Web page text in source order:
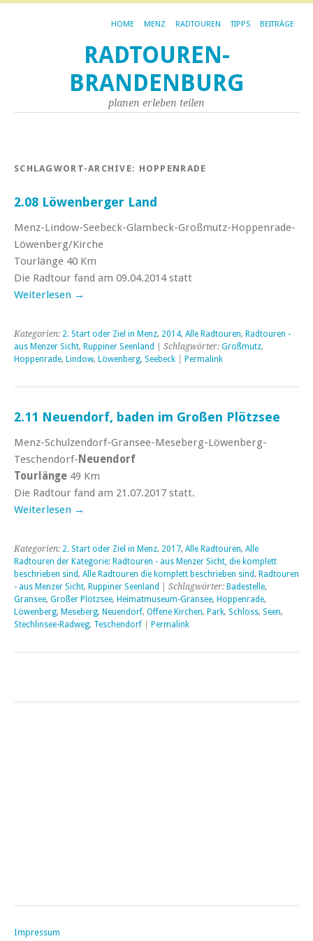
HOME MENZ RADTOUREN TIPPS BEITRÄGE
RADTOUREN-
BRANDENBURG
planen erleben teilen
SCHLAGWORT-ARCHIVE: HOPPENRADE
2.08 Löwenberger Land
Menz-Lindow-Seebeck-Glambeck-Großmutz-Hoppenrade-
Löwenberg/Kirche
Tourlänge 40 Km
Die Radtour fand am 09.04.2014 statt
Weiterlesen →
Kategorien: 2. Start oder Ziel in Menz, 2014, Alle Radtouren, Radtouren -
aus Menzer Sicht, Ruppiner Seenland | Schlagwörter: Großmutz,
Hoppenrade, Lindow, Löwenberg, Seebeck Permalink
2.11 Neuendorf, baden im Großen Plötzsee
Menz-Schulzendorf-Gransee-Meseberg-Löwenberg-
Teschendorf- Neuendorf
Tourlänge 49 Km
Die Radtour fand am 21.07.2017 statt.
Weiterlesen →
Kategorien: 2. Start oder Ziel in Menz, 2017, Alle Radtouren, Alle
Radtouren der Kategorie: Radtouren - aus Menzer Sicht, die komplett
beschrieben sind, Alle Radtouren die komplett beschrieben sind, Radtouren
- aus Menzer Sicht, Ruppiner Seenland | Schlagwörter: Badestelle,
Gransee, Großer Plötzsee, Heimatmuseum-Gransee, Hoppenrade,
Löwenberg, Meseberg, Neuendorf, Offene Kirchen, Park, Schloss, Seen,
Stechlinsee-Radweg, Teschendorf Permalink
Impressum